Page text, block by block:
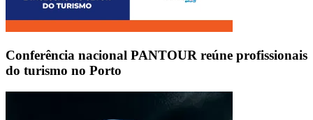
Conferência nacional PANTOUR reúne profissionais
do turismo no Porto